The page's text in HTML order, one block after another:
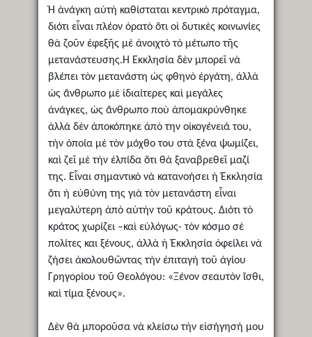
Ἡ ἀνάγκη αὐτὴ καθίσταται κεντρικὸ πρόταγμα,
διότι εἶναι πλέον ὁρατὸ ὅτι οἱ δυτικὲς κοινωνίες
θὰ ζοῦν ἐφεξῆς μὲ ἀνοιχτὸ τὸ μέτωπο τῆς
μετανάστευσης.Ἡ Ἐκκλησία δὲν μπορεῖ νὰ
βλέπει τὸν μετανάστη ὡς φθηνὸ ἐργάτη, ἀλλὰ
ὡς ἄνθρωπο μὲ ἰδιαίτερες καὶ μεγάλες
ἀνάγκες, ὡς ἄνθρωπο ποὺ ἀπομακρύνθηκε
ἀλλὰ δὲν ἀποκόπηκε ἀπὸ την οἰκογένειά του,
τὴν ὁποία μὲ τὸν μόχθο του στὰ ξένα ψωμίζει,
καὶ ζεῖ μὲ τὴν ἐλπίδα ὅτι θὰ ξαναβρεθεῖ μαζί
της. Εἶναι σημαντικὸ νὰ κατανοήσει ἡ Ἐκκλησία
ὅτι ἡ εὐθύνη της γιὰ τὸν μετανάστη εἶναι
μεγαλύτερη ἀπὸ αὐτὴν τοῦ κράτους. Διότι τὸ
κράτος χωρίζει –καὶ εὐλόγως- τὸν κόσμο σὲ
πολίτες και ξένους, ἀλλὰ ἡ Ἐκκλησία ὀφείλει νὰ
ζήσει ἀκολουθῶντας τὴν ἐπιταγὴ τοῦ ἁγίου
Γρηγορίου τοῦ Θεολόγου: «Ξένον σεαυτὸν ἴσθι,
καὶ τίμα ξένους».
Δὲν θὰ μποροῦσα νὰ κλείσω τὴν εἰσήγησή μου